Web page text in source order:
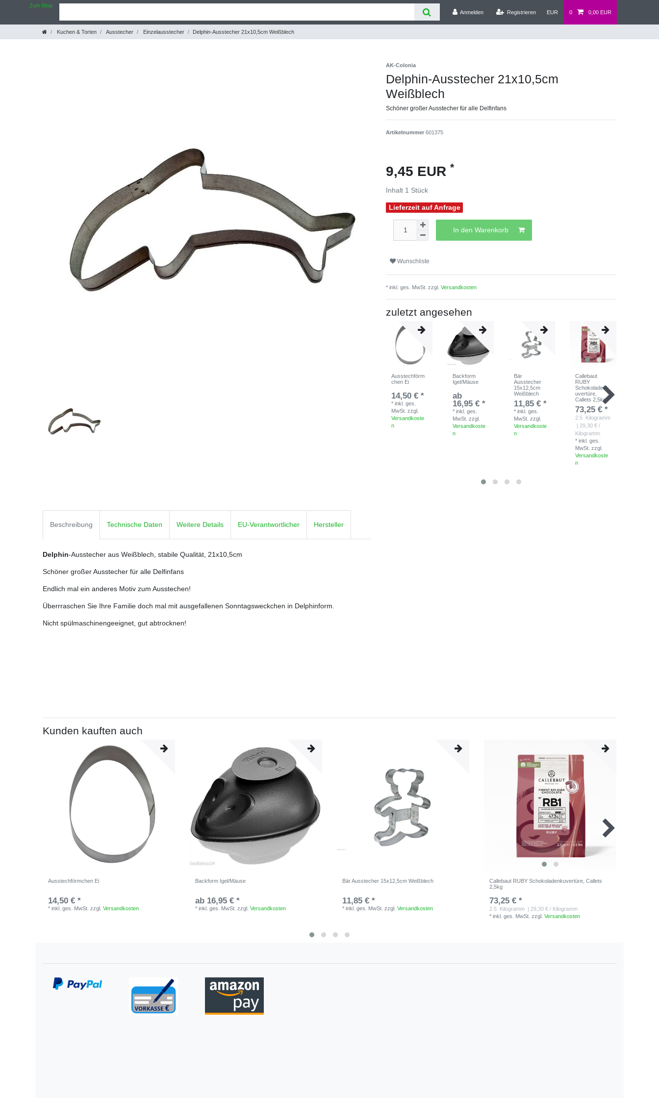
Zum Blog
Anmelden
Registrieren EUR 0 0,00 EUR
Kuchen & Torten Ausstecher Einzelausstecher Delphin-Ausstecher 21x10,5cm Weißblech
AK-Colonia
Delphin-Ausstecher 21x10,5cm
Weißblech
Schöner großer Ausstecher für alle Delfinfans
Artikelnummer 601375
9,45 EUR *
Inhalt 1 Stück
Lieferzeit auf Anfrage
In den Warenkorb
Wunschliste
* inkl. ges. MwSt. zzgl. Versandkosten
zuletzt angesehen
Ausstechförm
chen Ei
14,50 € *
*inkl. ges.
MwSt. zzgl.
Versandkoste
n
Backform
Igel/Mäuse
ab
16,95 € *
*inkl. ges.
MwSt. zzgl.
Versandkoste
n
Bär
Ausstecher
15x12,5cm
Weißblech
11,85 € *
*inkl. ges.
MwSt. zzgl.
Versandkoste
n
Callebaut
RUBY
Schokoladenk
uvertüre,
Callets 2,5kg
73,25 € *
2.5
Kilogramm
| 29,30 € /
Kilogramm
*inkl. ges.
MwSt. zzgl.
Versandkoste
n
Beschreibung Technische Daten Weitere Details EU-Verantwortlicher Hersteller
Delphin-Ausstecher aus Weißblech, stabile Qualität, 21x10,5cm
Schöner großer Ausstecher für alle Delfinfans
Endlich mal ein anderes Motiv zum Ausstechen!
Überrraschen Sie Ihre Familie doch mal mit ausgefallenen Sonntagsweckchen in Delphinform.
Nicht spülmaschinengeeignet, gut abtrocknen!
Kunden kauften auch
Ausstechförmchen Ei
14,50 € *
*inkl. ges. MwSt. zzgl.Versandkosten
Backform Igel/Mäuse
ab 16,95 € *
*inkl. ges. MwSt. zzgl.Versandkosten
Bär Ausstecher 15x12,5cm Weißblech
11,85 € *
*inkl. ges. MwSt. zzgl.Versandkosten
Callebaut RUBY Schokoladenkuvertüre, Callets
2,5kg
73,25 € *
2.5 Kilogramm | 29,30 € / Kilogramm
*inkl. ges. MwSt. zzgl.Versandkosten